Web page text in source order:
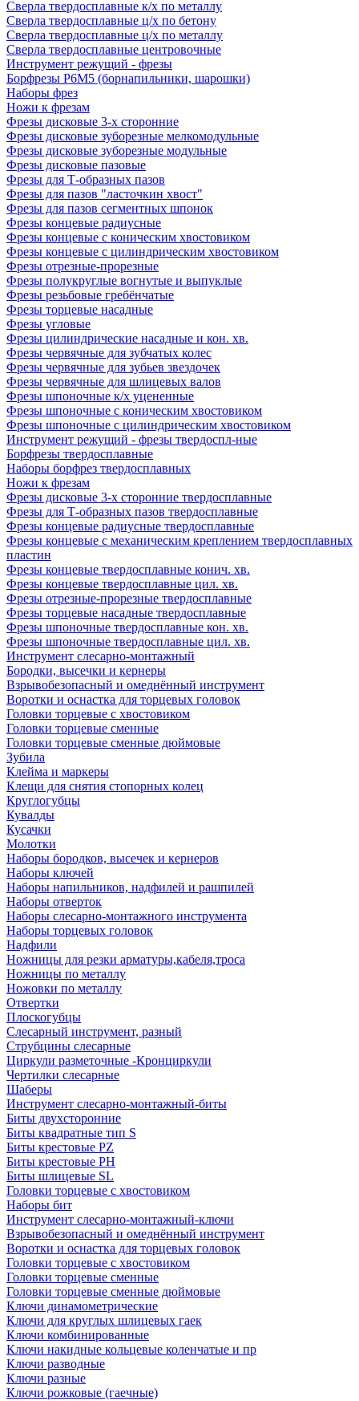
Сверла твердосплавные к/х по металлу
Сверла твердосплавные ц/х по бетону
Сверла твердосплавные ц/х по металлу
Сверла твердосплавные центровочные
Инструмент режущий - фрезы
Борфрезы Р6М5 (борнапильники, шарошки)
Наборы фрез
Ножи к фрезам
Фрезы дисковые 3-х сторонние
Фрезы дисковые зуборезные мелкомодульные
Фрезы дисковые зуборезные модульные
Фрезы дисковые пазовые
Фрезы для Т-образных пазов
Фрезы для пазов "ласточкин хвост"
Фрезы для пазов сегментных шпонок
Фрезы концевые радиусные
Фрезы концевые с коническим хвостовиком
Фрезы концевые с цилиндрическим хвостовиком
Фрезы отрезные-прорезные
Фрезы полукруглые вогнутые и выпуклые
Фрезы резьбовые гребёнчатые
Фрезы торцевые насадные
Фрезы угловые
Фрезы цилиндрические насадные и кон. хв.
Фрезы червячные для зубчатых колес
Фрезы червячные для зубьев звездочек
Фрезы червячные для шлицевых валов
Фрезы шпоночные к/х уцененные
Фрезы шпоночные с коническим хвостовиком
Фрезы шпоночные с цилиндрическим хвостовиком
Инструмент режущий - фрезы твердоспл-ные
Борфрезы твердосплавные
Наборы борфрез твердосплавных
Ножи к фрезам
Фрезы дисковые 3-х сторонние твердосплавные
Фрезы для Т-образных пазов твердосплавные
Фрезы концевые радиусные твердосплавные
Фрезы концевые с механическим креплением твердосплавных
пластин
Фрезы концевые твердосплавные конич. хв.
Фрезы концевые твердосплавные цил. хв.
Фрезы отрезные-прорезные твердосплавные
Фрезы торцевые насадные твердосплавные
Фрезы шпоночные твердосплавные кон. хв.
Фрезы шпоночные твердосплавные цил. хв.
Инструмент слесарно-монтажный
Бородки, высечки и кернеры
Взрывобезопасный и омеднённый инструмент
Воротки и оснаcтка для торцевых головок
Головки торцевые с хвостовиком
Головки торцевые сменные
Головки торцевые сменные дюймовые
Зубила
Клейма и маркеры
Клещи для снятия стопорных колец
Круглогубцы
Кувалды
Кусачки
Молотки
Наборы бородков, высечек и кернеров
Наборы ключей
Наборы напильников, надфилей и рашпилей
Наборы отверток
Наборы слесарно-монтажного инструмента
Наборы торцевых головок
Надфили
Ножницы для резки арматуры,кабеля,троса
Ножницы по металлу
Ножовки по металлу
Отвертки
Плоскогубцы
Слесарный инструмент, разный
Струбцины слесарные
Циркули разметочные -Кронциркули
Чертилки слесарные
Шаберы
Инструмент слесарно-монтажный-биты
Биты двухсторонние
Биты квадратные тип S
Биты крестовые РZ
Биты крестовые РН
Биты шлицевые SL
Головки торцевые с хвостовиком
Наборы бит
Инструмент слесарно-монтажный-ключи
Взрывобезопасный и омеднённый инструмент
Воротки и оснаcтка для торцевых головок
Головки торцевые с хвостовиком
Головки торцевые сменные
Головки торцевые сменные дюймовые
Ключи динамометрические
Ключи для круглых шлицевых гаек
Ключи комбинированные
Ключи накидные кольцевые коленчатые и пр
Ключи разводные
Ключи разные
Ключи рожковые (гаечные)